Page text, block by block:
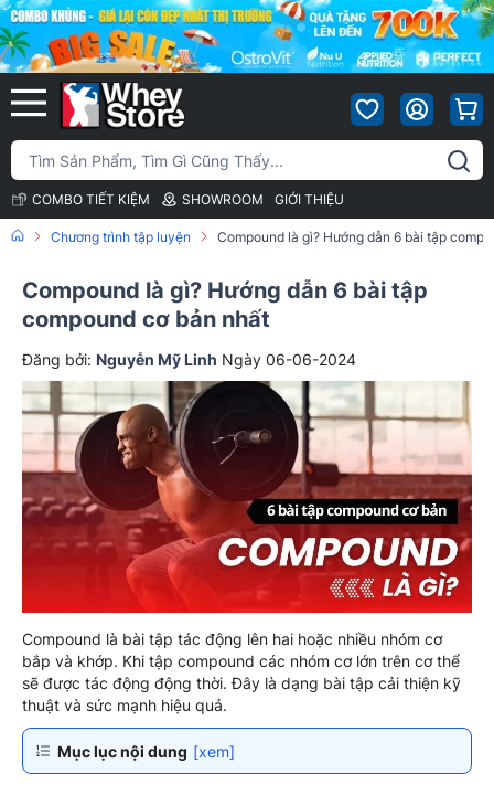
COMBO TIẾT KIỆM SHOWROOM GIỚI THIỆU
Chương trình tập luyện Compound là gì? Hướng dẫn 6 bài tập
Compound là gì? Hướng dẫn 6 bài tập
compound cơ bản nhất
Đăng bởi: Nguyễn Mỹ Linh Ngày 06-06-2024
Compound là bài tập tác động lên hai hoặc nhiều nhóm cơ
bắp và khớp. Khi tập compound các nhóm cơ lớn trên cơ thể
sẽ được tác động động thời. Đây là dạng bài tập cải thiện kỹ
thuật và sức mạnh hiệu quả.
Mục lục nội dung [xem]